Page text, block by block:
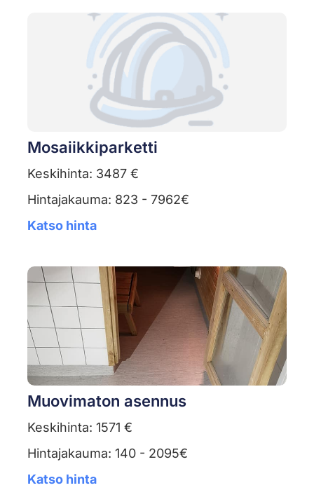
Mosaiikkiparketti
Keskihinta: 3487 €
Hintajakauma: 823 - 7962€
Katso hinta
Muovimaton asennus
Keskihinta: 1571 €
Hintajakauma: 140 - 2095€
Katso hinta